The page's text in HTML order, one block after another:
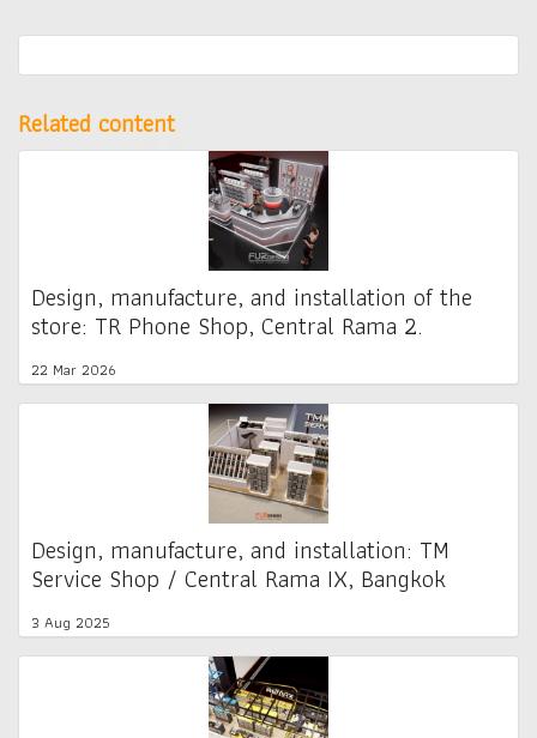
Related content
Design, manufacture, and installation of the
store: TR Phone Shop, Central Rama 2.
22 Mar 2026
Design, manufacture, and installation: TM
Service Shop / Central Rama IX, Bangkok
3 Aug 2025